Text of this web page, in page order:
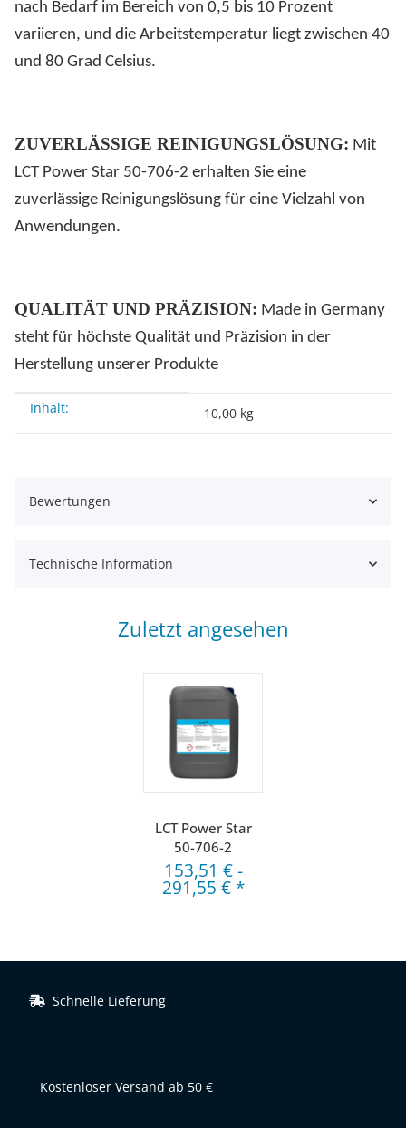
nach Bedarf im Bereich von 0,5 bis 10 Prozent
variieren, und die Arbeitstemperatur liegt zwischen 40
und 80 Grad Celsius.
ZUVERLÄSSIGE REINIGUNGSLÖSUNG: Mit
LCT Power Star 50-706-2 erhalten Sie eine
zuverlässige Reinigungslösung für eine Vielzahl von
Anwendungen.
QUALITÄT UND PRÄZISION: Made in Germany
steht für höchste Qualität und Präzision in der
Herstellung unserer Produkte
Produkteigenschaft
Wert
Inhalt: 10,00 kg
Bewertungen
Technische Information
Zuletzt angesehen
LCT Power Star
50-706-2
153,51 €-
291,55 € *
Schnelle Lieferung
Kostenloser Versand ab 50 €